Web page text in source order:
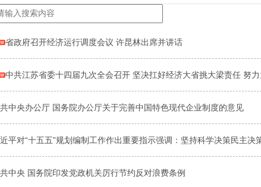
省政府召开经济运行调度会议 许昆林出席并讲话
中共江苏省委十四届九次全会召开 坚决扛好经济大省挑大梁责任 努
中央办公厅 国务院办公厅关于完善中国特色现代企业制度的意见
平对“十五五”规划编制工作作出重要指示强调：坚持科学决策民主决
中央 国务院印发党政机关厉行节约反对浪费条例